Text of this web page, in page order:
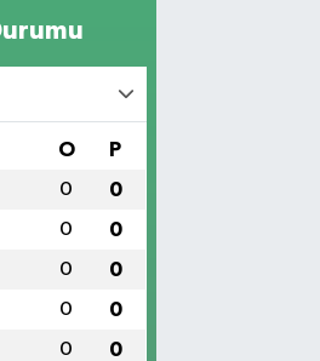
O P
0 0
0 0
0 0
0 0
0 0